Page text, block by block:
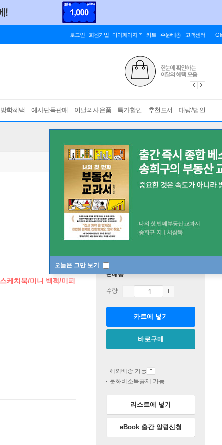
로그인 회원가입 마이페이지 카트 주문/배송 고객센터
학혜택 예사단독판매 이달의사은품 특가할인 추천도서 대량/법인
오늘은 그만 보기
케치북/미니 백팩/미피
판매중
수량
카트에 넣기
바로구매
해외배송 가능
문화비소득공제 가능
리스트에 넣기
eBook 출간 알림신청